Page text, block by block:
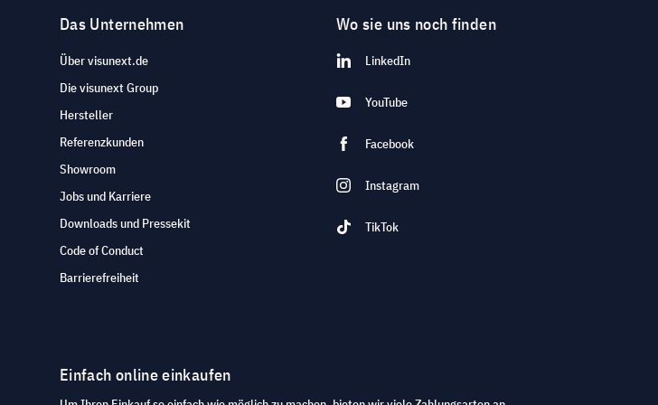
Das Unternehmen
Über visunext.de
Die visunext Group
Hersteller
Referenzkunden
Showroom
Jobs und Karriere
Downloads und Pressekit
Code of Conduct
Barrierefreiheit
Wo sie uns noch finden
LinkedIn
YouTube
Facebook
Instagram
TikTok
Einfach online einkaufen